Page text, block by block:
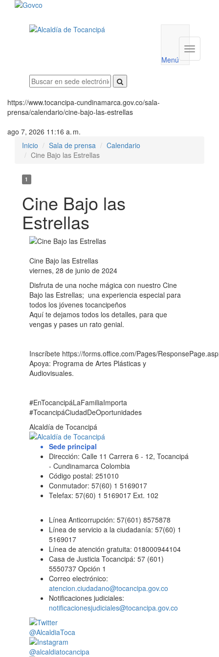
utilidades
Menú
Menú
https://www.tocancipa-cundinamarca.gov.co/sala-
prensa/calendario/cine-bajo-las-estrellas
ago 7, 2026 11:16 a. m.
Inicio
Sala de prensa
Calendario
Cine Bajo las Estrellas
1
Cine Bajo las
Estrellas
Cine Bajo las Estrellas
viernes, 28 de junio de 2024
Disfruta de una noche mágica con nuestro Cine
Bajo las Estrellas; una experiencia especial para
todos los jóvenes tocancipeños
Aquí te dejamos todos los detalles, para que
vengas y pases un rato genial.
Inscríbete https://forms.office.com/Pages/
Apoya: Programa de Artes Plásticas y
Audiovisuales.
#EnTocancipáLaFamiliaImporta
#TocancipáCiudadDeOportunidades
Alcaldía de Tocancipá
Sede principal
Dirección: Calle 11 Carrera 6 - 12, Tocancipá
- Cundinamarca Colombia
Código postal: 251010
Conmutador: 57(60) 1 5169017
Telefax: 57(60) 1 5169017 Ext. 102
Línea Anticorrupción: 57(601) 8575878
Línea de servicio a la ciudadanía: 57(60) 1
5169017
Línea de atención gratuita: 018000944104
Casa de Justicia Tocancipá: 57 (601)
5550737 Opción 1
Correo electrónico:
atencion.ciudadano@tocancipa.gov.co
Notificaciones judiciales:
notificacionesjudiciales@tocancipa.gov.co
@AlcaldiaToca
@alcaldiatocancipa